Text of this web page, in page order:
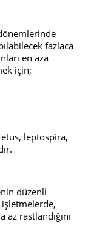
fazlaca
en aza
için;
leptospira,
düzenli
rastlandığını